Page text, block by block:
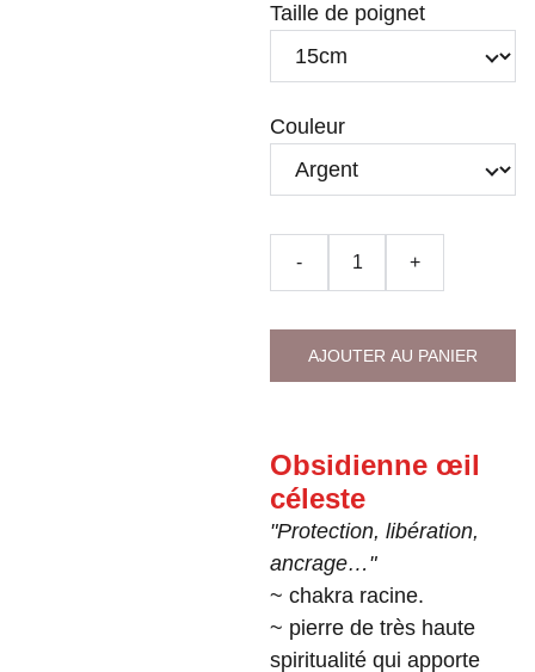
Taille de poignet
Couleur
- +
AJOUTER AU PANIER
Obsidienne œil
céleste
"Protection, libération,
ancrage…"
~ chakra racine.
~ pierre de très haute
spiritualité qui apporte